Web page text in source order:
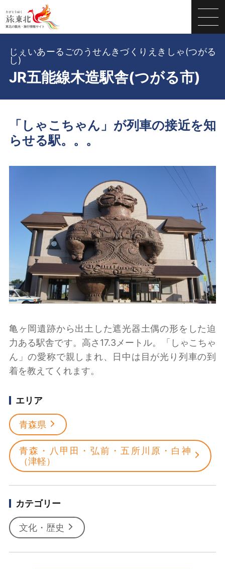
JR五能線木造駅舎(つがる市)
じぇいあーるごのうせんきづくりえきしゃ(つがる
し)
「しゃこちゃん」が列車の接近を知
らせる駅。。。
亀ヶ岡遺跡から出土した遮光器土偶の形をした迫
力ある駅舎です。高さ17.3メートル。「しゃこちゃ
ん」の愛称で親しまれ、日中は目が光り列車の到
着を教えてくれます。
エリア
青森県
青森・八甲田・弘前・五所川原・白神
（津軽）
カテゴリー
文化・歴史